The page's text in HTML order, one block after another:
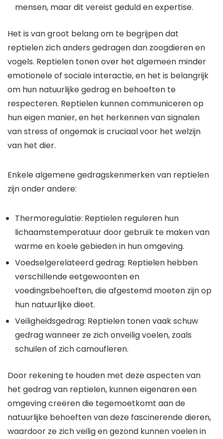
mensen, maar dit vereist geduld en expertise.
Het is van groot belang om te begrijpen dat
reptielen zich anders gedragen dan zoogdieren en
vogels. Reptielen tonen over het algemeen minder
emotionele of sociale interactie, en het is belangrijk
om hun natuurlijke gedrag en behoeften te
respecteren. Reptielen kunnen communiceren op
hun eigen manier, en het herkennen van signalen
van stress of ongemak is cruciaal voor het welzijn
van het dier.
Enkele algemene gedragskenmerken van reptielen
zijn onder andere:
Thermoregulatie: Reptielen reguleren hun
lichaamstemperatuur door gebruik te maken van
warme en koele gebieden in hun omgeving.
Voedselgerelateerd gedrag: Reptielen hebben
verschillende eetgewoonten en
voedingsbehoeften, die afgestemd moeten zijn op
hun natuurlijke dieet.
Veiligheidsgedrag: Reptielen tonen vaak schuw
gedrag wanneer ze zich onveilig voelen, zoals
schuilen of zich camoufleren.
Door rekening te houden met deze aspecten van
het gedrag van reptielen, kunnen eigenaren een
omgeving creëren die tegemoetkomt aan de
natuurlijke behoeften van deze fascinerende dieren,
waardoor ze zich veilig en gezond kunnen voelen in